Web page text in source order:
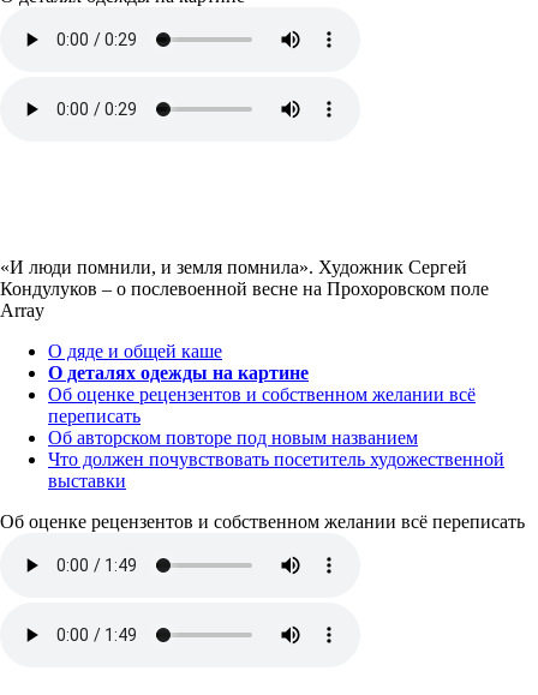
«И люди помнили, и земля помнила». Художник Сергей
Кондулуков – о послевоенной весне на Прохоровском поле
Array
О дяде и общей каше
О деталях одежды на картине
Об оценке рецензентов и собственном желании всё
переписать
Об авторском повторе под новым названием
Что должен почувствовать посетитель художественной
выставки
Об оценке рецензентов и собственном желании всё переписать